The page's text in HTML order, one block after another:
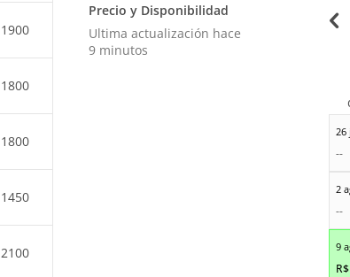
1900
1800
1800
1450
2100
Precio y Disponibilidad
Ultima actualización hace
9 minutos
26
--
2
--
9
R$